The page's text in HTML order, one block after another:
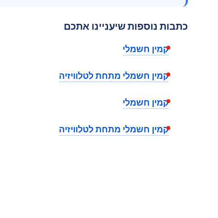
כתבות נוספות שיעניינו אתכם
קמין חשמלי
קמין חשמלי מתחת לטלוויזיה
קמין חשמלי
קמין חשמלי מתחת לטלוויזיה